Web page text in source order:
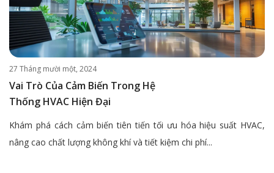
27 Tháng mười một, 2024
Vai Trò Của Cảm Biến Trong Hệ
Thống HVAC Hiện Đại
Khám phá cách cảm biến tiên tiến tối ưu hóa hiệu suất HVAC,
nâng cao chất lượng không khí và tiết kiệm chi phí...